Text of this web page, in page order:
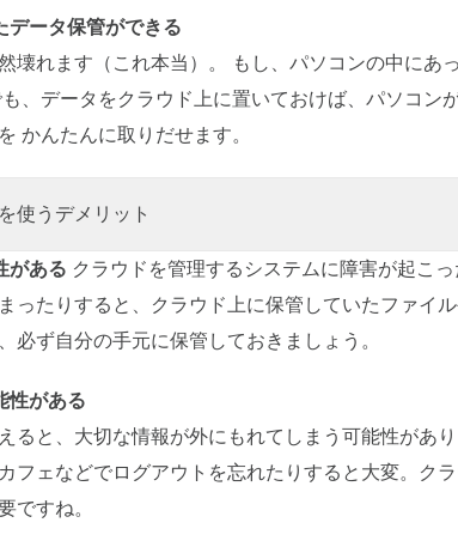
データ保管ができる
壊れます（これ本当）。 もし、パソコンの中にあ
データをクラウド上に置いておけば、パソコン
かんたんに取りだせます。
使うデメリット
がある クラウドを管理するシステムに障害が起こ
ったりすると、クラウド上に保管していたファイ
必ず自分の手元に保管しておきましょう。
性がある
ると、大切な情報が外にもれてしまう可能性があ
フェなどでログアウトを忘れたりすると大変。ク
ですね。